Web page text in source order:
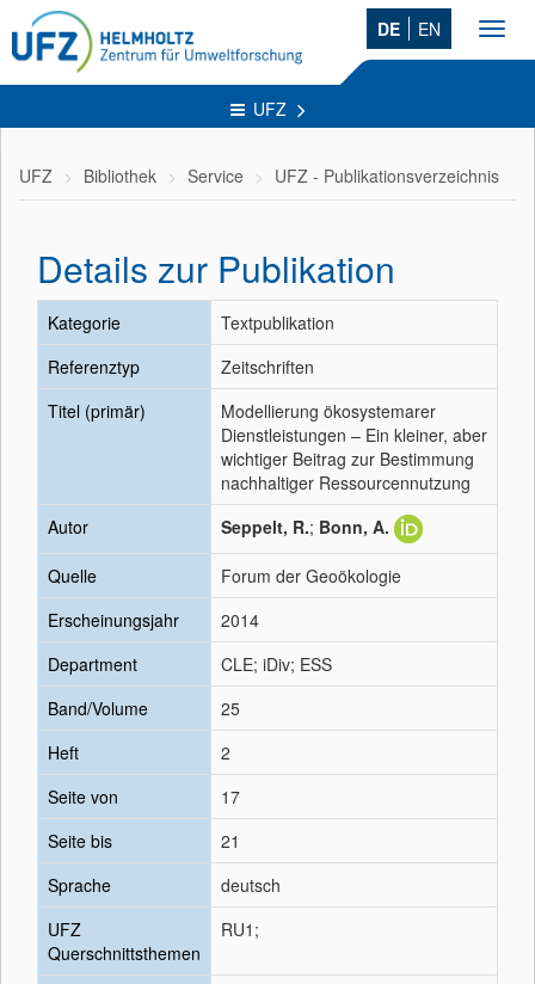
DE EN
UFZ
UFZ Bibliothek Service UFZ - Publikationsverzeichnis
Details zur Publikation
Kategorie
Textpublikation
Referenztyp
Zeitschriften
Titel (primär)
Modellierung ökosystemarer
Dienstleistungen – Ein kleiner, aber
wichtiger Beitrag zur Bestimmung
nachhaltiger Ressourcennutzung
Autor
Seppelt, R.; Bonn, A.
Quelle
Forum der Geoökologie
Erscheinungsjahr
2014
Department
CLE; iDiv; ESS
Band/Volume
25
Heft
2
Seite von
17
Seite bis
21
Sprache
deutsch
UFZ
Querschnittsthemen
RU1;